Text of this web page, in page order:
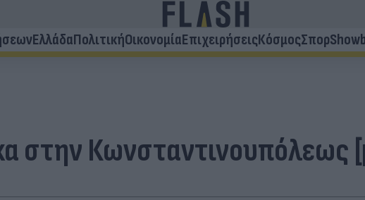
ΕλλάδαΠολιτικήΟικονομίαΕπιχειρήσειςΚόσμοςΣπορ
στην Κωνσταντινουπόλεως